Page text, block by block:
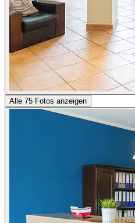
Alle 75 Fotos anzeigen